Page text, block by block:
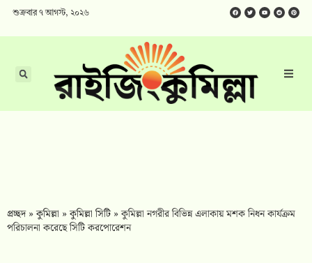
শুক্রবার ৭ আগস্ট, ২০২৬
প্রচ্ছদ»কুমিল্লা »কুমিল্লা সিটি »কুমিল্লা নগরীর বিভিন্ন এলাকায় মশক নিধন কার্যক্রম
পরিচালনা করেছে সিটি করপোরেশন